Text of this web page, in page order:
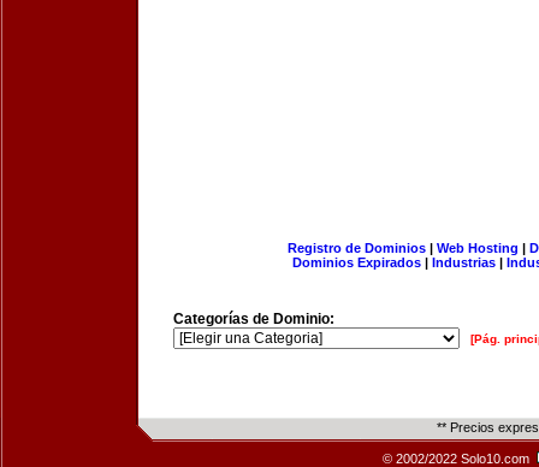
Registro de Dominios| Web Hosting |
Dominios Expirados | Industrias |
Categorías de Dominio:
[Pág.
** Precios
© 2002/2022 Solo10.com